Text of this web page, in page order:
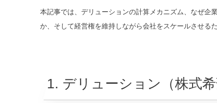
本記事では、デリューションの計算メカニズム、なぜ企
か、そして経営権を維持しながら会社をスケールさせる
1. デリューション（株式